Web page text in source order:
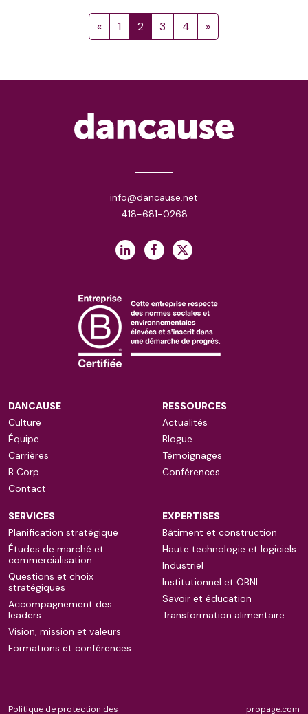
« 1 2 3 4 »
info@dancause.net
418-681-0268
DANCAUSE
Culture
Équipe
Carrières
B Corp
Contact
RESSOURCES
Actualités
Blogue
Témoignages
Conférences
SERVICES
Planification stratégique
Études de marché et
commercialisation
Questions et choix
stratégiques
Accompagnement des
leaders
Vision, mission et valeurs
Formations et conférences
EXPERTISES
Bâtiment et construction
Haute technologie et logiciels
Industriel
Institutionnel et OBNL
Savoir et éducation
Transformation alimentaire
Politique de protection des propage.com